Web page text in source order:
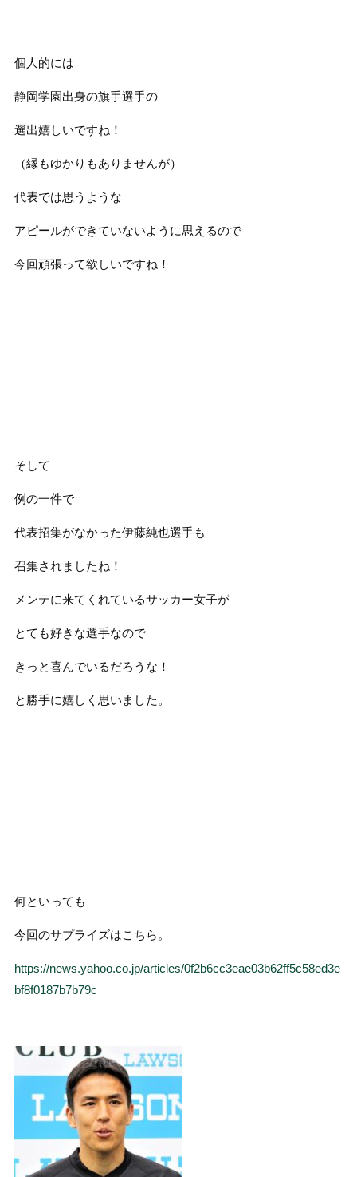
個人的には
静岡学園出身の旗手選手の
選出嬉しいですね！
（縁もゆかりもありませんが）
代表では思うような
アピールができていないように思えるので
今回頑張って欲しいですね！
そして
例の一件で
代表招集がなかった伊藤純也選手も
召集されましたね！
メンテに来てくれているサッカー女子が
とても好きな選手なので
きっと喜んでいるだろうな！
と勝手に嬉しく思いました。
何といっても
今回のサプライズはこちら。
https://news.yahoo.co.jp/articles/0f2b6cc3eae03b62ff5c58ed3e
bf8f0187b7b79c